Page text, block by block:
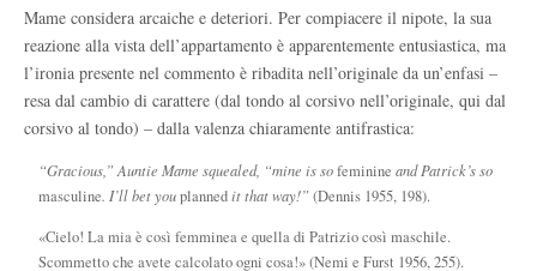
Mame considera arcaiche e deteriori. Per compiacere il nipote, la sua
reazione alla vista dell’appartamento è apparentemente entusiastica, ma
l’ironia presente nel commento è ribadita nell’originale da un’enfasi –
resa dal cambio di carattere (dal tondo al corsivo nell’originale, qui dal
corsivo al tondo) – dalla valenza chiaramente antifrastica:
“Gracious,” Auntie Mame squealed, “mine is sofeminine and Patrick’s so
masculine. I’ll bet youplannedit that way!” (Dennis 1955, 198).
«Cielo! La mia è così femminea e quella di Patrizio così maschile.
Scommetto che avete calcolato ogni cosa!» (Nemi e Furst 1956, 255).